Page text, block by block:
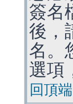
簽名
後，
名。
選項
回頂端